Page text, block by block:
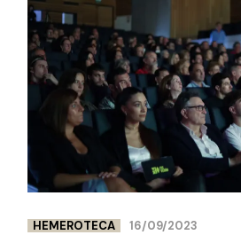
HEMEROTECA 16/09/2023